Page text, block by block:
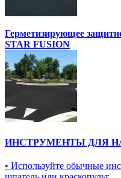
Герметизирующее
STAR FUSION
ИНСТРУМЕНТЫ ДЛЯ
• Используйте обычные